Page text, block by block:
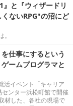
』と『ウィザードリ
ないRPG"の沼にど
仕事にするという
ームプログラマと
イベント「キャリア
ンター浜松町館で開催
材した、各社の現場で